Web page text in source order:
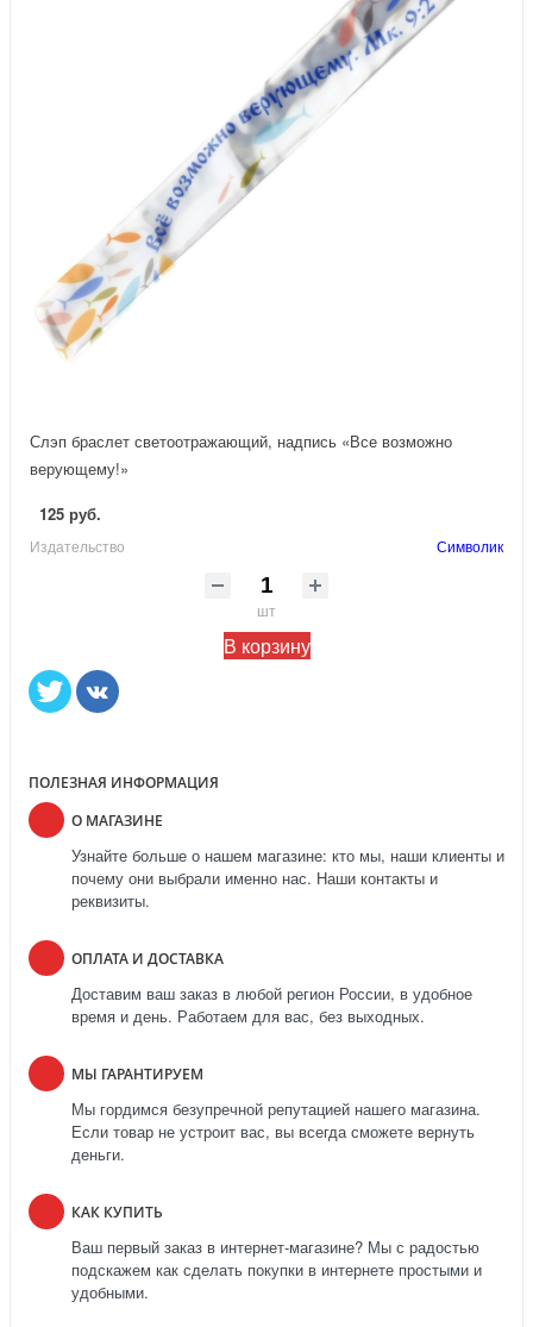
Слэп браслет светоотражающий, надпись «Все возможно
верующему!»
125 руб.
Издательство Символик
шт
В корзину
ПОЛЕЗНАЯ ИНФОРМАЦИЯ
О МАГАЗИНЕ
Узнайте больше о нашем магазине: кто мы, наши клиенты и
почему они выбрали именно нас. Наши контакты и
реквизиты.
ОПЛАТА И ДОСТАВКА
Доставим ваш заказ в любой регион России, в удобное
время и день. Работаем для вас, без выходных.
МЫ ГАРАНТИРУЕМ
Мы гордимся безупречной репутацией нашего магазина.
Если товар не устроит вас, вы всегда сможете вернуть
деньги.
КАК КУПИТЬ
Ваш первый заказ в интернет-магазине? Мы с радостью
подскажем как сделать покупки в интернете простыми и
удобными.